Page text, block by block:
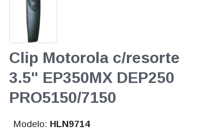
Clip Motorola c/resorte
3.5" EP350MX DEP250
PRO5150/7150
Modelo: HLN9714